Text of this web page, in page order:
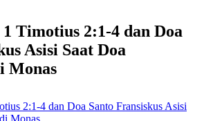
Timotius 2:1-4 dan Doa
Asisi Saat Doa
Monas